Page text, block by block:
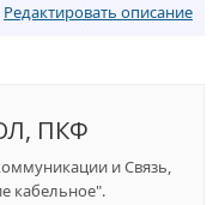
Редактировать описание
ПКФ
и Связь,
кабельное".